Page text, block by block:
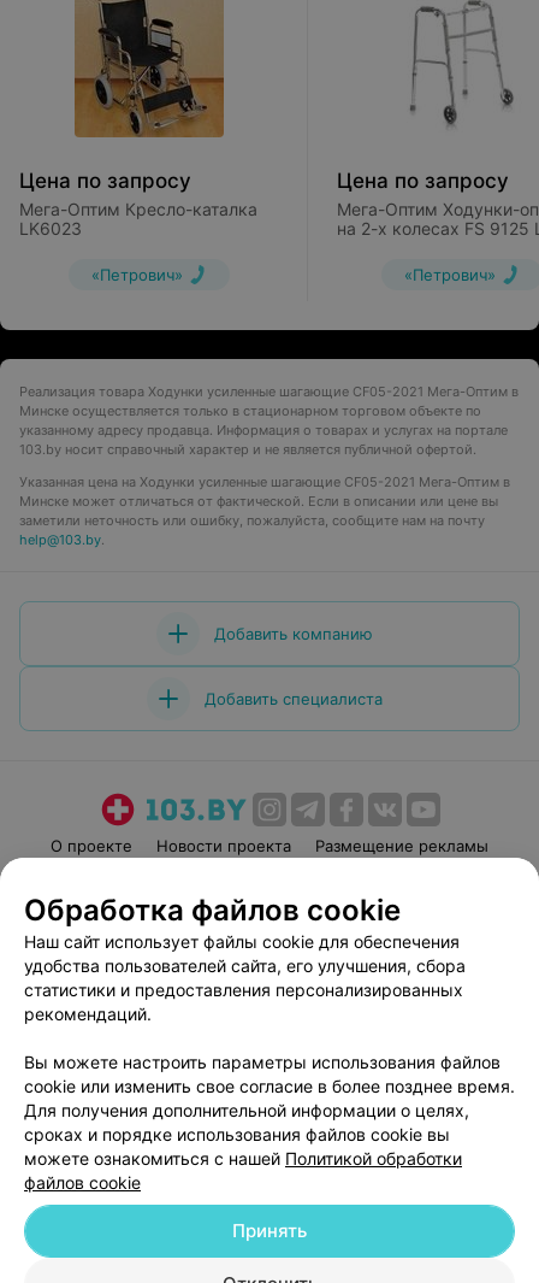
Цена по запросу
Мега-Оптим Кресло-каталка
LK6023
«Петрович»
Цена по запросу
Мега-Оптим Ходунки-
на 2-х колесах FS 9125
«Петрович»
Реализация товара Ходунки усиленные шагающие CF05-2021 Мега-Оптим в
Минске осуществляется только в стационарном торговом объекте по
указанному адресу продавца. Информация о товарах и услугах на портале
103.by носит справочный характер и не является публичной офертой.
Указанная цена на Ходунки усиленные шагающие CF05-2021 Мега-Оптим в
Минске может отличаться от фактической. Если в описании или цене вы
заметили неточность или ошибку, пожалуйста, сообщите нам на почту
help@103.by.
Добавить компанию
Добавить специалиста
О проекте Новости проекта
Размещение рекламы
Пользовательское соглашение
Способы оплаты
Вакансии
Партнеры
Написать руководителю 103.by
Обработка персональных данных
© 2026 ООО «Артокс Лаб», УНП 191700409
| 220012, Республика Беларусь,
г. Минск, улица Толбухина, 2, пом. 16 | help@103.by
Обработка файлов cookie
Наш сайт использует файлы cookie для обеспечения
удобства пользователей сайта, его улучшения, сбора
статистики и предоставления персонализированных
рекомендаций.
Вы можете настроить параметры использования файлов
cookie или изменить свое согласие в более позднее время.
Для получения дополнительной информации о целях,
сроках и порядке использования файлов cookie вы
можете ознакомиться с нашей Политикой обработки
файлов cookie
Принять